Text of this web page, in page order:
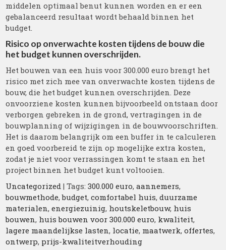
middelen optimaal benut kunnen worden en er een
gebalanceerd resultaat wordt behaald binnen het
budget.
Risico op onverwachte kosten tijdens de bouw die
het budget kunnen overschrijden.
Het bouwen van een huis voor 300.000 euro brengt het
risico met zich mee van onverwachte kosten tijdens de
bouw, die het budget kunnen overschrijden. Deze
onvoorziene kosten kunnen bijvoorbeeld ontstaan door
verborgen gebreken in de grond, vertragingen in de
bouwplanning of wijzigingen in de bouwvoorschriften.
Het is daarom belangrijk om een buffer in te calculeren
en goed voorbereid te zijn op mogelijke extra kosten,
zodat je niet voor verrassingen komt te staan en het
project binnen het budget kunt voltooien.
Uncategorized | Tags:300.000 euro,aannemers,
bouwmethode,budget,comfortabel huis,duurzame
materialen,energiezuinig, houtskeletbouw, huis
bouwen, huis bouwen voor 300.000 euro, kwaliteit,
lagere maandelijkse lasten, locatie, maatwerk,offertes,
ontwerp, prijs-kwaliteitverhouding